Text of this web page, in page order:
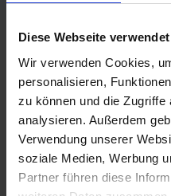
Diese Webseite
Wir verwenden Cookies,
personalisieren,
zu können und die
analysieren. Außerdem
Verwendung unserer
soziale Medien, Werbung
Partner führen diese
Aviation,Reisen /14.07.2026
Neue
Pünktlich vor dem Beginn
unsere vollständig